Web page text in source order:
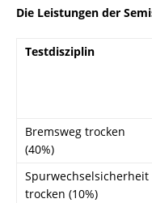
Die Leistungen der
Testdisziplin
Bremsweg trocken
(40%)
Spurwechselsicherheit
trocken (10%)